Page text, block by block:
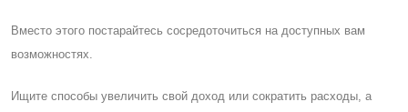
Вместо этого постарайтесь сосредоточиться на доступных вам
возможностях.
Ищите способы увеличить свой доход или сократить расходы, а